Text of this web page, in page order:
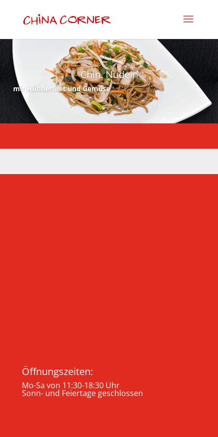
Chin. Nudeln
mit Hühnerfilet und Gemüse
Öffnungszeiten:
Mo-Sa von 11:30-18:30 Uhr
Sonn- und Feiertage geschlossen